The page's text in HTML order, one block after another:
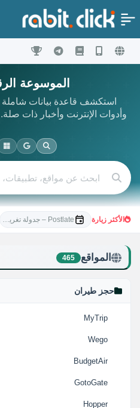
الموسوعة
استكشف قاعدة بيانات
وأدوات الإنترنت وأخبار ذات
الأكثر زيارة Postlate – جدولة تغريداتك بذكاء
المواقع 465
حجز طيران
MyTrip
Wego
BudgetAir
GotoGate
Hopper